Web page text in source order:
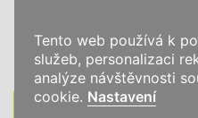
Tento web používá k
služeb, personalizaci
analýze návštěvnosti
cookie. Nastavení